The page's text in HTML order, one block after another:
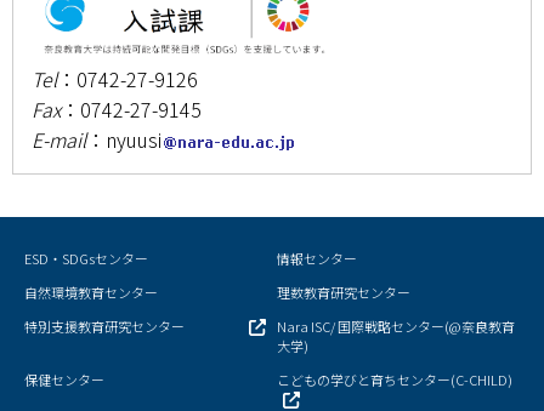
Tel：0742-27-9126
Fax：0742-27-9145
E-mail：nyuusi
ESD・SDGsセンター
情報センター
自然環境教育センター
理数教育研究センター
特別支援教育研究センター
Nara ISC/ 国際戦略センター(@奈良教育
大学)
保健センター
こどもの学びと育ちセンター(C-CHILD)